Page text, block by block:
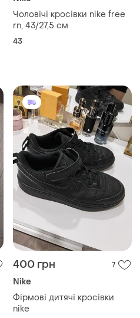
Чоловічі кросівки nike free
rn, 43/27,5 см
43
400 грн 7
Nike
Фірмові дитячі кросівки
nike